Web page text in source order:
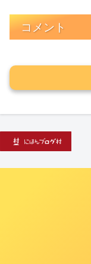
コメント